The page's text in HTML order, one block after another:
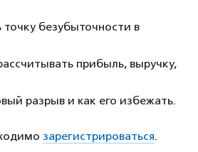
безубыточности в
прибыль, выручку,
разрыв и как его избежать.
зарегистрироваться.